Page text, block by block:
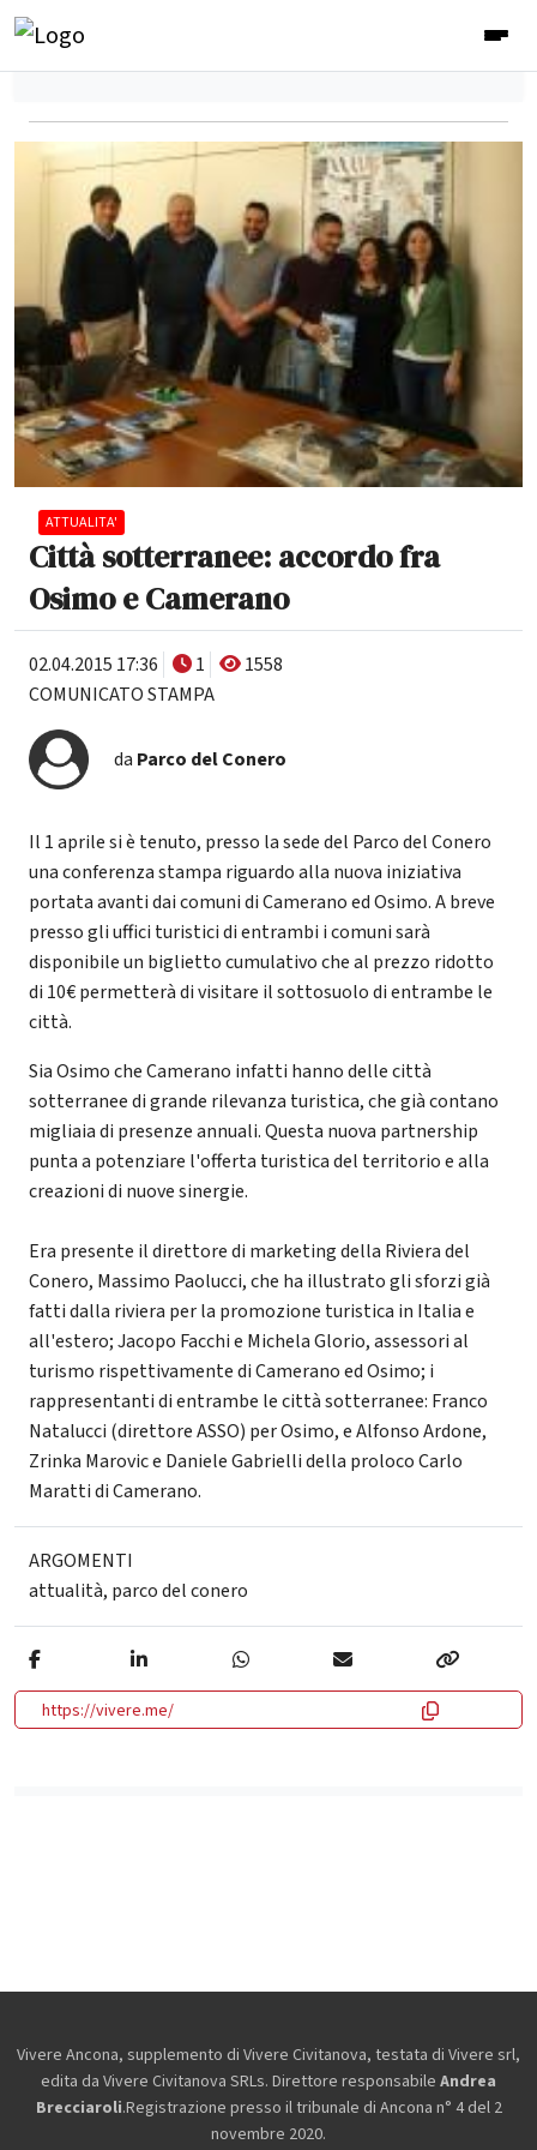
ATTUALITA'
Città sotterranee: accordo fra
Osimo e Camerano
02.04.2015 17:36 1
1558
COMUNICATO STAMPA
da Parco del Conero
Il 1 aprile si è tenuto, presso la sede del Parco del Conero
una conferenza stampa riguardo alla nuova iniziativa
portata avanti dai comuni di Camerano ed Osimo. A breve
presso gli uffici turistici di entrambi i comuni sarà
disponibile un biglietto cumulativo che al prezzo ridotto
di 10€ permetterà di visitare il sottosuolo di entrambe le
città.
Sia Osimo che Camerano infatti hanno delle città
sotterranee di grande rilevanza turistica, che già contano
migliaia di presenze annuali. Questa nuova partnership
punta a potenziare l'offerta turistica del territorio e alla
creazioni di nuove sinergie.
Era presente il direttore di marketing della Riviera del
Conero, Massimo Paolucci, che ha illustrato gli sforzi già
fatti dalla riviera per la promozione turistica in Italia e
all'estero; Jacopo Facchi e Michela Glorio, assessori al
turismo rispettivamente di Camerano ed Osimo; i
rappresentanti di entrambe le città sotterranee: Franco
Natalucci (direttore ASSO) per Osimo, e Alfonso Ardone,
Zrinka Marovic e Daniele Gabrielli della proloco Carlo
Maratti di Camerano.
ARGOMENTI
attualità, parco del conero
https://vivere.me/
Vivere Ancona, supplemento di Vivere Civitanova, testata di Vivere srl,
edita da Vivere Civitanova SRLs. Direttore responsabile Andrea
Brecciaroli.Registrazione presso il tribunale di Ancona n° 4 del 2
novembre 2020.